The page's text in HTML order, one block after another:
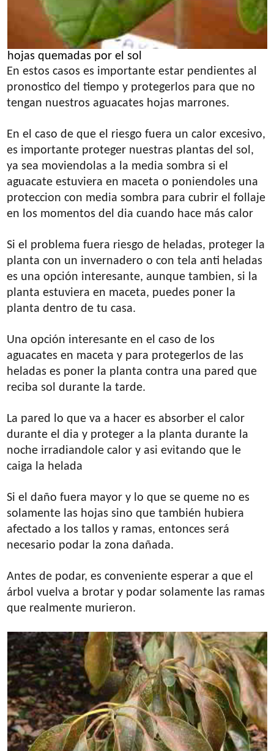
hojas quemadas por el sol
En estos casos es importante estar pendientes al
pronostico del tiempo y protegerlos para que no
tengan nuestros aguacates hojas marrones.
En el caso de que el riesgo fuera un calor excesivo,
es importante proteger nuestras plantas del sol,
ya sea moviendolas a la media sombra si el
aguacate estuviera en maceta o poniendoles una
proteccion con media sombra para cubrir el follaje
en los momentos del dia cuando hace más calor
Si el problema fuera riesgo de heladas, proteger la
planta con un invernadero o con tela anti heladas
es una opción interesante, aunque tambien, si la
planta estuviera en maceta, puedes poner la
planta dentro de tu casa.
Una opción interesante en el caso de los
aguacates en maceta y para protegerlos de las
heladas es poner la planta contra una pared que
reciba sol durante la tarde.
La pared lo que va a hacer es absorber el calor
durante el dia y proteger a la planta durante la
noche irradiandole calor y asi evitando que le
caiga la helada
Si el daño fuera mayor y lo que se queme no es
solamente las hojas sino que también hubiera
afectado a los tallos y ramas, entonces será
necesario podar la zona dañada.
Antes de podar, es conveniente esperar a que el
árbol vuelva a brotar y podar solamente las ramas
que realmente murieron.